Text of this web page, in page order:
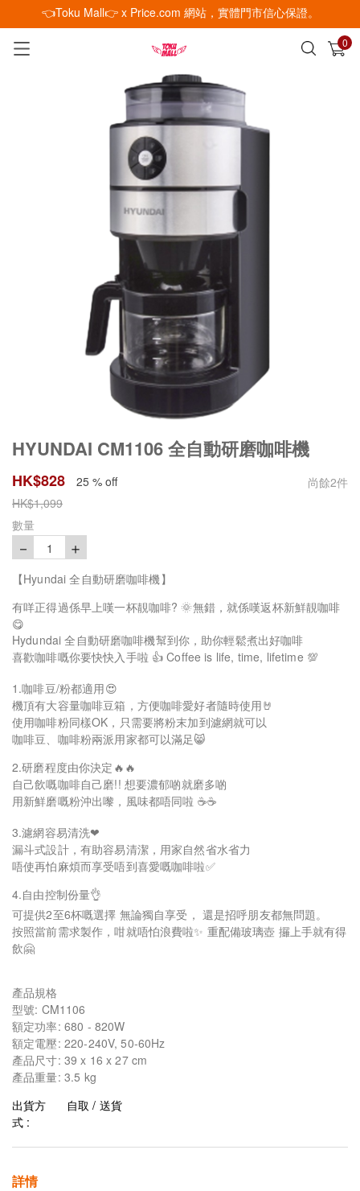
👈Toku Mall👉 x Price.com 網站，實體門市信心保證。
0
已加入購物車 查看
HYUNDAI CM1106 全自動研磨咖啡機
HK$828 25 % off 尚餘2件
HK$1,099
數量
－ 1 ＋
【Hyundai 全自動研磨咖啡機】
有咩正得過係早上嘆一杯靚咖啡? 🌞無錯，就係嘆返杯新鮮靚咖啡
😋
Hydundai 全自動研磨咖啡機幫到你，助你輕鬆煮出好咖啡
喜歡咖啡嘅你要快快入手啦 👍 Coffee is life, time, lifetime 💯
1.咖啡豆/粉都適用😍
機頂有大容量咖啡豆箱，方便咖啡愛好者隨時使用🤘
使用咖啡粉同樣OK，只需要將粉末加到濾網就可以
咖啡豆、咖啡粉兩派用家都可以滿足😸
2.研磨程度由你決定🔥🔥
自己飲嘅咖啡自己磨!! 想要濃郁啲就磨多啲
用新鮮磨嘅粉沖出嚟，風味都唔同啦 ☕☕
3.濾網容易清洗❤
漏斗式設計，有助容易清潔，用家自然省水省力
唔使再怕麻煩而享受唔到喜愛嘅咖啡啦✅
4.自由控制份量👌
可提供2至6杯嘅選擇 無論獨自享受， 還是招呼朋友都無問題。
按照當前需求製作，咁就唔怕浪費啦✨ 重配備玻璃壺 攞上手就有得
飲🤗
產品規格
型號: CM1106
額定功率: 680 - 820W
額定電壓: 220-240V, 50-60Hz
產品尺寸: 39 x 16 x 27 cm
產品重量: 3.5 kg
出貨方
式 :
自取 / 送貨
詳情